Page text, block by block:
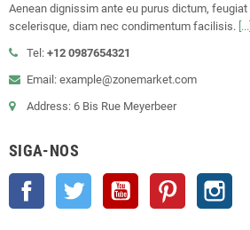
Aenean dignissim ante eu purus dictum,
scelerisque, diam nec condimentum facilisis. [...]
Tel: +12 0987654321
Email: example@zonemarket.com
Address: 6 Bis Rue Meyerbeer
SIGA-NOS
Facebook Twitter YouTube Pinterest